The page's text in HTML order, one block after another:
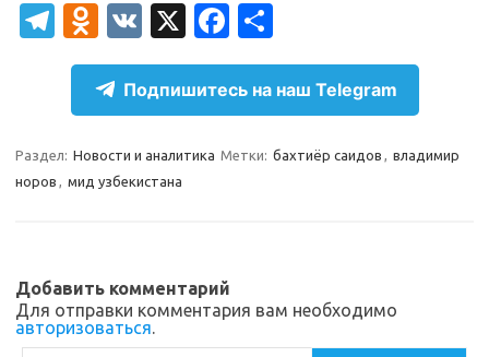
T
el
gr
a
m
O
d
n
o
kl
as
i
V
K
X
Fa
c
e
b
o
т
п
р
а
ь
Подпишитесь на наш Telegram
Раздел: Новости и аналитика Метки: бахтиёр саидов , владимир
норов , мид узбекистана
Добавить комментарий
Для отправки комментария вам необходимо
авторизоваться.